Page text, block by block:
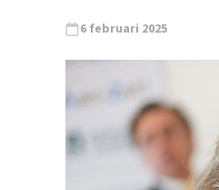
6 februari 2025